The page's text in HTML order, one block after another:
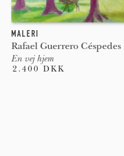
MALERI
Rafael Guerrero Céspedes
En vej hjem
2.400 DKK